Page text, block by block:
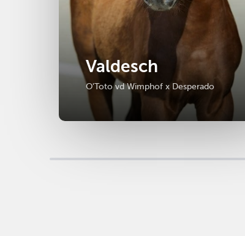
Valdesch
O'Toto vd Wimphof x Desperado